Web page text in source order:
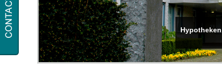
Hypotheken